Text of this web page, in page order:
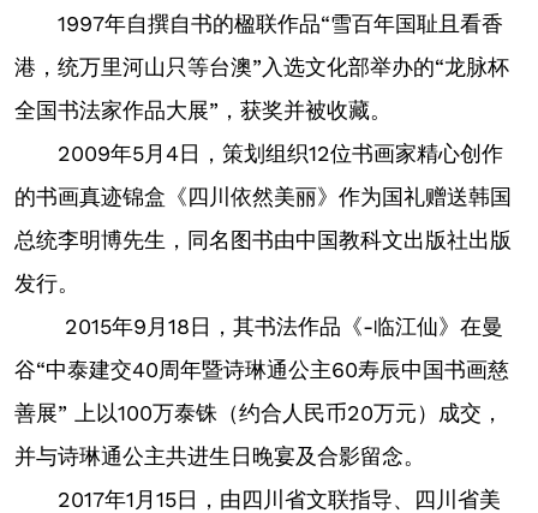
1997年自撰自书的楹联作品“雪百年国耻且看香
港，统万里河山只等台澳”入选文化部举办的“龙脉杯
全国书法家作品大展”，获奖并被收藏。
2009年5月4日，策划组织12位书画家精心创作
的书画真迹锦盒《四川依然美丽》作为国礼赠送韩国
总统李明博先生，同名图书由中国教科文出版社出版
发行。
2015年9月18日，其书法作品《-临江仙》在曼
谷“中泰建交40周年暨诗琳通公主60寿辰中国书画慈
善展” 上以100万泰铢（约合人民币20万元）成交，
并与诗琳通公主共进生日晚宴及合影留念。
2017年1月15日，由四川省文联指导、四川省美